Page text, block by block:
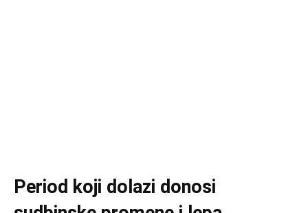
Period koji dolazi donosi